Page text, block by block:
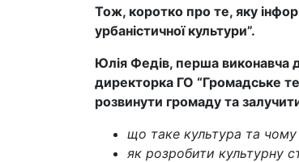
Тож, коротко про те, яку
урбаністичної культури”.
Юлія Федів, перша виконавча
директорка ГО “Громадське
розвинути громаду та залучити
що таке культура та чому
як розробити культурну